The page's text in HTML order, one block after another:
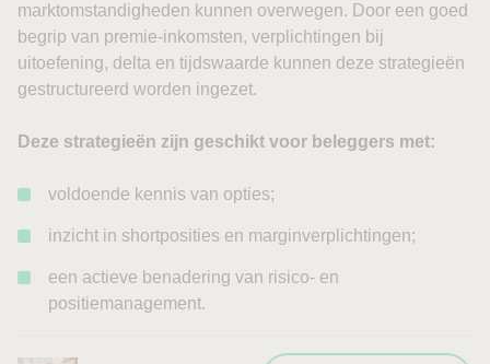
marktomstandigheden kunnen overwegen. Door een goed
begrip van premie-inkomsten, verplichtingen bij
uitoefening, delta en tijdswaarde kunnen deze strategieën
gestructureerd worden ingezet.
Deze strategieën zijn geschikt voor beleggers met:
voldoende kennis van opties;
inzicht in shortposities en marginverplichtingen;
een actieve benadering van risico- en
positiemanagement.